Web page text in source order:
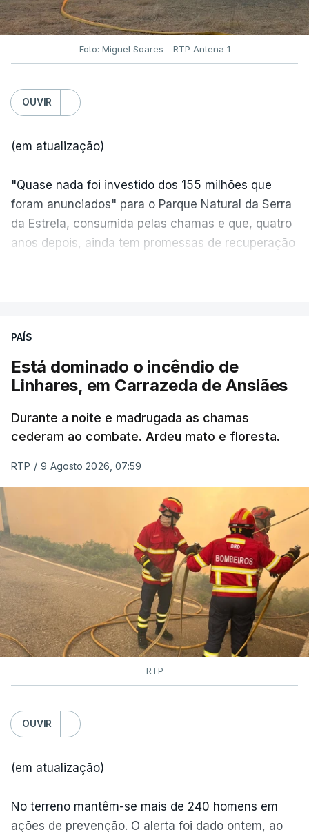
Foto: Miguel Soares - RTP Antena 1
OUVIR
(em atualização)
"Quase nada foi investido dos 155 milhões que
foram anunciados" para o Parque Natural da Serra
da Estrela, consumida pelas chamas e que, quatro
anos depois, ainda tem promessas de recuperação
ESTE CONTEÚDO ESTÁ NESTE
PAÍS
Está dominado o incêndio de
Linhares, em Carrazeda de Ansiães
Durante a noite e madrugada as chamas
cederam ao combate. Ardeu mato e floresta.
RTP / 9 Agosto 2026, 07:59
RTP
OUVIR
(em atualização)
No terreno mantêm-se mais de 240 homens em
ações de prevenção. O alerta foi dado ontem, ao